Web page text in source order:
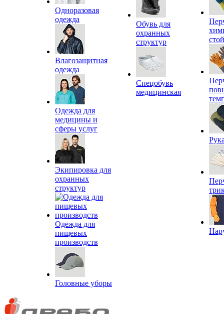
Одноразовая
одежда
Влагозащитная
одежда
Одежда для
медицины и
сферы услуг
Экипировка для
охранных
структур
Одежда для
пищевых
производств
Головные уборы
Обувь для
охранных
структур
Спецобувь
медицинская